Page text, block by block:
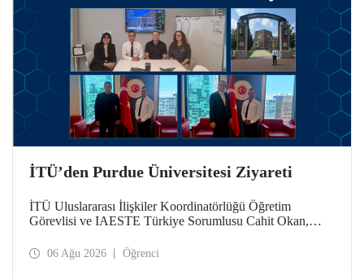
İTÜ’den Purdue Üniversitesi Ziyareti
İTÜ Uluslararası İlişkiler Koordinatörlüğü Öğretim
Görevlisi ve IAESTE Türkiye Sorumlusu Cahit Okan,
Temmuz tarihlerinde ABD’de dünyanın önde gelen
06 Ağu 2026 Öğrenci